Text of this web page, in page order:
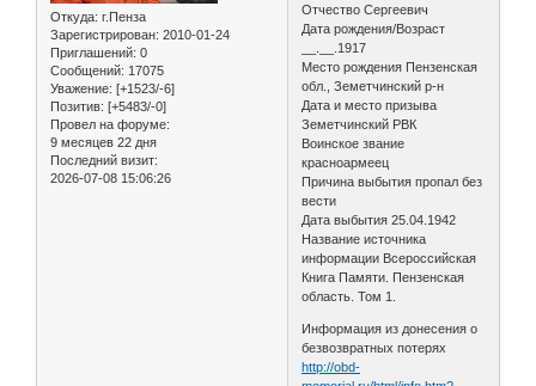
Откуда: г.Пенза
Зарегистрирован: 2010-01-24
Приглашений: 0
Сообщений: 17075
Уважение: [+1523/-6]
Позитив: [+5483/-0]
Провел на форуме:
9 месяцев 22 дня
Последний визит:
2026-07-08 15:06:26
Отчество Сергеевич
Дата рождения/Возраст
__.__.1917
Место рождения Пензенская
обл., Земетчинский р-н
Дата и место призыва
Земетчинский РВК
Воинское звание
красноармеец
Причина выбытия пропал без
вести
Дата выбытия 25.04.1942
Название источника
информации Всероссийская
Книга Памяти. Пензенская
область. Том 1.
Информация из донесения о
безвозвратных потерях
http://obd-